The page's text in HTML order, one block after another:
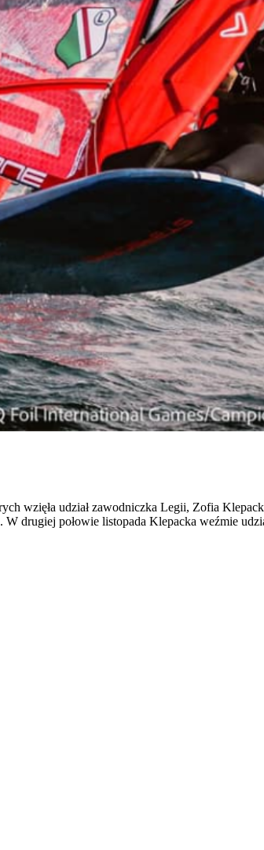
wzięła udział zawodniczka Legii, Zofia
drugiej połowie listopada Klepacka weźmie